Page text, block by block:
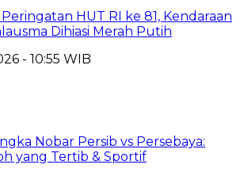
HUT RI ke 81, Kendaraan
Dihiasi Merah Putih
- 10:55 WIB
Nobar Persib vs Persebaya:
yang Tertib & Sportif